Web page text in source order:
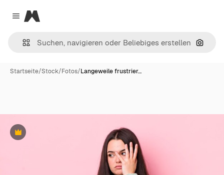
Close menu
Magnific
Nach
Startseite/Stock/Fotos/Langeweile frustrier…
Premium